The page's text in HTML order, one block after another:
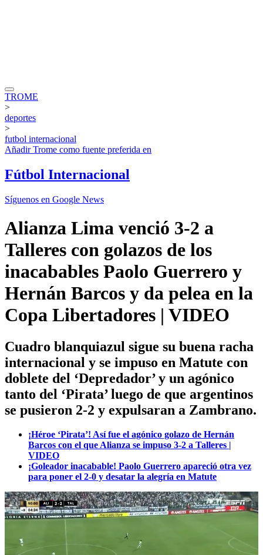
TROME
>
deportes
>
futbol internacional
AñadirTrome como fuente preferida en
Fútbol Internacional
Síguenos en Google News
Alianza Lima venció 3-2 a
Talleres con golazos de los
inacabables Paolo Guerrero y
Hernán Barcos y da pelea en la
Copa Libertadores | VIDEO
Cuadro blanquiazul sigue su buena racha
internacional y se impuso en Matute con
doblete del ‘Depredador’ y un agónico
tanto del ‘Pirata’ luego de que argentinos
se pusieron 2-2 y expulsaran a Zambrano.
¡Héroe ‘Pirata’! Así fue el agónico golazo de Hernán
Barcos con el que Alianza se impuso 3-2 a Talleres |
VIDEO
¡Goleador inacabable! Paolo Guerrero apareció otra vez
para poner el 2-0 y desatar la alegría en Matute